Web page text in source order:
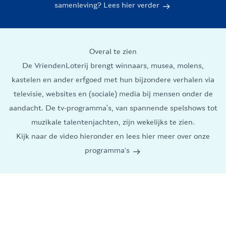
samenleving? Lees hier verder
Overal te zien
De VriendenLoterij brengt winnaars, musea, molens,
kastelen en ander erfgoed met hun bijzondere verhalen via
televisie, websites en (sociale) media bij mensen onder de
aandacht. De tv-programma’s, van spannende spelshows tot
muzikale talentenjachten, zijn wekelijks te zien.
Kijk naar de video hieronder en lees hier meer over onze
programma's